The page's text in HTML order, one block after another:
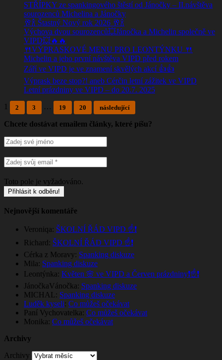
STŘÍPKY ze spankingového štěstí od Jánočky – II.návštěva
sourozenců Michelina a Jánočky
🥂🍾 Štastný Nový rok 2026 🥂🍾
Výchova dvou sourozenců💥Jánočka a Michelin společně ve
VIPD💥🔥🔥
🍴VÝPRASKOVÉ MENU PRO LEONTÝNKU 🍴
Michelin a jeho první návštěva VIPD před rokem
Září ve VIPD je ve znamení skvělých akcí 👍👍
Výprask beze stop?! aneb Cérčin letní zážitek ve VIPD
Letní prázdniny ve VIPD – do 20.7. 2025
1
2 3 … 19 20 následující
Chcete dostávat emailem články, které píšu?
Toto pole je vyžadováno.
Nejnovější komentáře
Veroniqa: ŠKOLNÍ ŘÁD VIPD ☝️❗
Richard: ŠKOLNÍ ŘÁD VIPD ☝️❗
Cérka z Moravy: Spanking diskuze
Mila: Spanking diskuze
Leontýnka: Květen 🌸 ve VIPD a Červen prázdniny❗☝️❗
JánočkaVánočka: Spanking diskuze
MICHAL: Spanking diskuze
Luděk kyseli: Co můžeš očekávat
Paní Vychovatelka: Co můžeš očekávat
Monika: Co můžeš očekávat
Archivy
Archivy